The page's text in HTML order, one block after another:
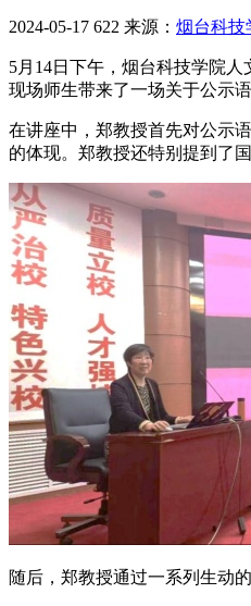
2024-05-17 622 来源： 烟台科技
5月14日下午，烟台科技学院
现场师生带来了一场关于公示
在讲座中，郑教授首先对公示
的体现。郑教授还特别提到了
随后，郑教授通过一系列生动